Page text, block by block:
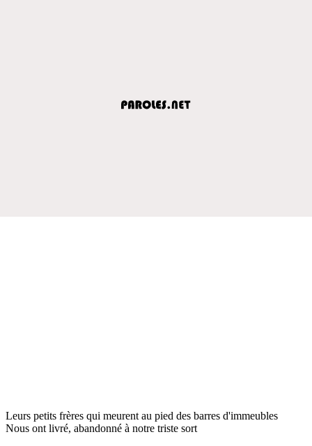
Leurs petits frères qui meurent au pied des barres d'immeubles
Nous ont livré, abandonné à notre triste sort